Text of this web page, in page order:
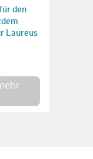
den
Laureus